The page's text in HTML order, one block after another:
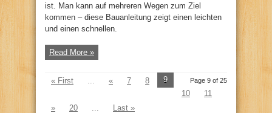
ist. Man kann auf mehreren Wegen zum Ziel
kommen – diese Bauanleitung zeigt einen leichten
und einen schnellen.
Read More »
Page 9 of 25
« First « 7 8
9
10
11
»
20 Last »